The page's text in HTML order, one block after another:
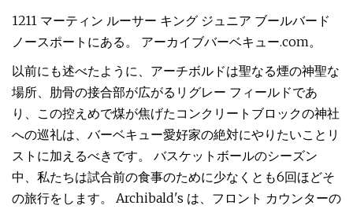
1211 マーティン ルーサー キング ジュニア ブールバード
ノースポートにある。 アーカイブバーベキュー.com。
以前にも述べたように、アーチボルドは聖なる煙の神聖な
場所、肋骨の接合部が広がるリグレー フィールドであ
り、この控えめで煤が焦げたコンクリートブロックの神社
への巡礼は、バーベキュー愛好家の絶対にやりたいことリ
ストに加えるべきです。 バスケットボールのシーズン
中、私たちは試合前の食事のために少なくとも6回ほどそ
の旅行をします。 Archibald's は、フロント カウンターの